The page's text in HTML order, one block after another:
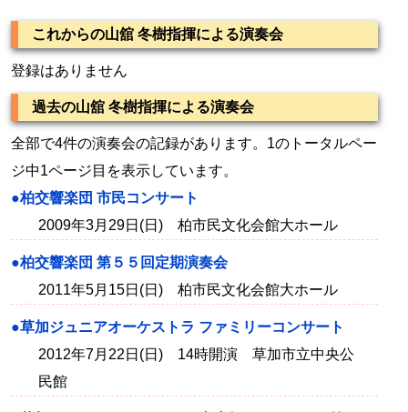
これからの山舘 冬樹指揮による演奏会
登録はありません
過去の山舘 冬樹指揮による演奏会
全部で4件の演奏会の記録があります。1のトータルペー
ジ中1ページ目を表示しています。
●柏交響楽団 市民コンサート
2009年3月29日(日) 柏市民文化会館大ホール
●柏交響楽団 第５５回定期演奏会
2011年5月15日(日) 柏市民文化会館大ホール
●草加ジュニアオーケストラ ファミリーコンサート
2012年7月22日(日) 14時開演 草加市立中央公
民館